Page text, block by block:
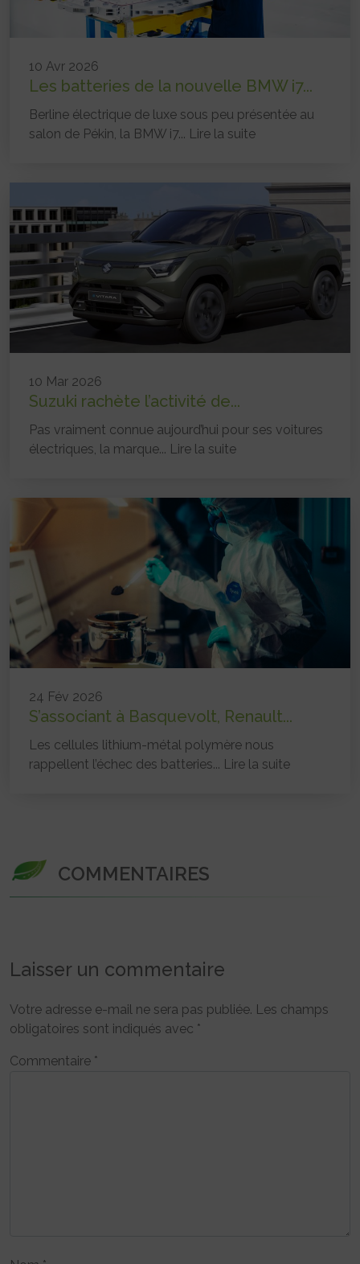
10 Avr 2026
Les batteries de la nouvelle BMW i7...
Berline électrique de luxe sous peu présentée au
salon de Pékin, la BMW i7... Lire la suite
10 Mar 2026
Suzuki rachète l’activité de...
Pas vraiment connue aujourd’hui pour ses voitures
électriques, la marque... Lire la suite
24 Fév 2026
S’associant à Basquevolt, Renault...
Les cellules lithium-métal polymère nous
rappellent l’échec des batteries... Lire la suite
COMMENTAIRES
Laisser un commentaire
Votre adresse e-mail ne sera pas publiée. Les champs
obligatoires sont indiqués avec *
Commentaire *